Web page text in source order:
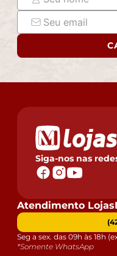
responsabilidade do
- Confira as dimensões
que passará
portas, escadas e/ou
Siga-nos nas
Atendimento
Seg a sex. das 09h às 18h
*Somente WhatsApp